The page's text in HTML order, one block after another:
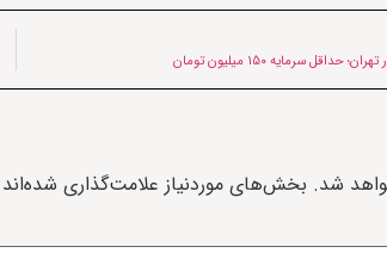
سرمایه ۱۵۰ میلیون تومان
شد. بخش‌های موردنیاز علامت‌گذاری شده‌اند